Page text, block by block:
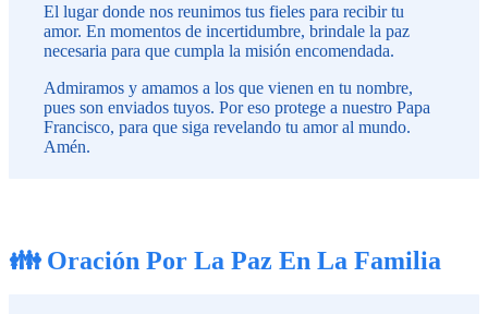
El lugar donde nos reunimos tus fieles para recibir tu
amor. En momentos de incertidumbre, brindale la paz
necesaria para que cumpla la misión encomendada.
Admiramos y amamos a los que vienen en tu nombre,
pues son enviados tuyos. Por eso protege a nuestro Papa
Francisco, para que siga revelando tu amor al mundo.
Amén.
👪 Oración Por La Paz En La Familia